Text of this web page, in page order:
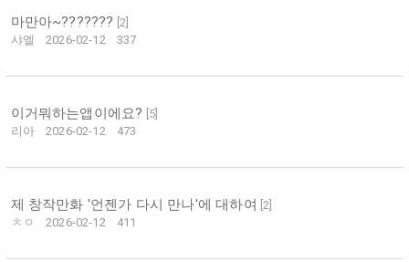
마만아~??????? 2
샤엘
2026-02-12 337
이거뭐하는앱이에요? 5]
리아
2026-02-12 473
제 창작만화 '언젠가 다시 만나'에 대하여 [2
ㅊㅇ
2026-02-12 411